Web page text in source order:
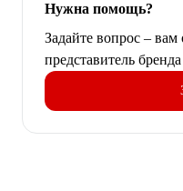
Нужна помощь?
Задайте вопрос – вам
представитель